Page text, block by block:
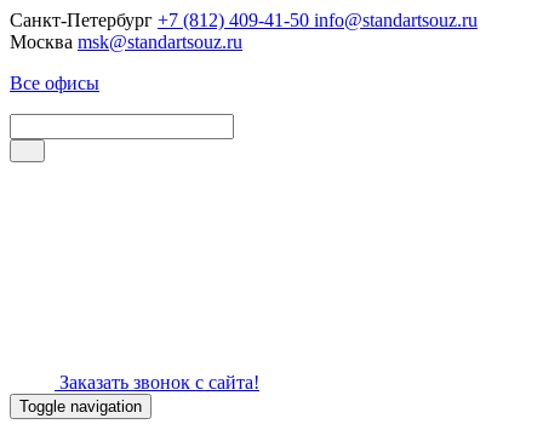
Санкт-Петербург +7 (812) 409-41-50 info@standartsouz.ru
Москва msk@standartsouz.ru
Все офисы
Заказать звонок с сайта!
Toggle navigation